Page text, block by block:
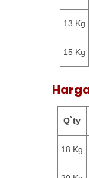
13 Kg
15 Kg
Q`ty
18 Kg